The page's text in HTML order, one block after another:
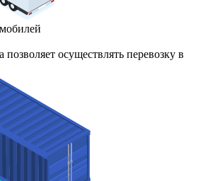
осуществлять перевозку в